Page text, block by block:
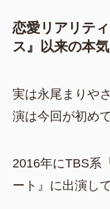
恋愛リアリテ
ス』以来の本
実は永尾まりや
演は今回が初め
2016年にTBS系
ート』に出演し